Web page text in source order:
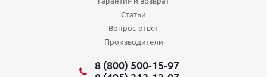
Статьи
Вопрос-ответ
Производители
8 (800) 500-15-97